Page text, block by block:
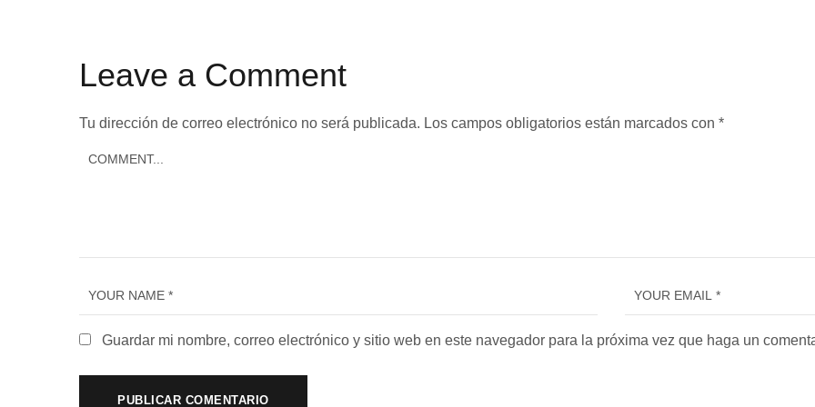
Leave a Comment
Tu dirección de correo electrónico no será publicada. Los campos obligatorios están marcados con *
Guardar mi nombre, correo electrónico y sitio web en este navegador para la próxima vez que haga un